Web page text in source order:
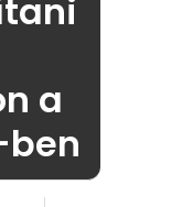
a